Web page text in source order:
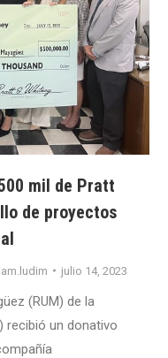
mil de Pratt
de proyectos
julio 14, 2023
(RUM) de la
recibió un donativo